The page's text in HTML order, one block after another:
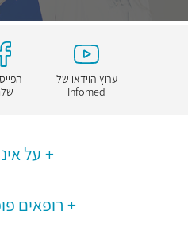
ערוץ הוידאו של
Infomed
על
רופאים